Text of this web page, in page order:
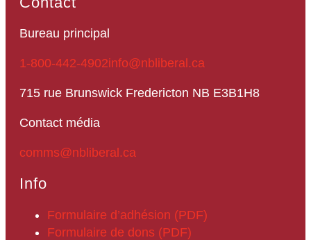
Bureau principal
1-800-442-4902info@nbliberal.ca
715 rue Brunswick Fredericton NB E3B1H8
Contact média
comms@nbliberal.ca
Info
Formulaire d’adhésion (PDF)
Formulaire de dons (PDF)